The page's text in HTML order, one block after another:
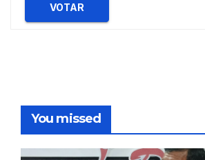
VOTAR
You missed